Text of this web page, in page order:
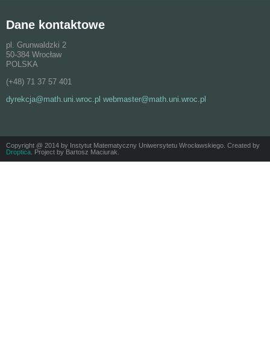
Dane kontaktowe
pl. Grunwaldzki 2
50-384 Wrocław
POLSKA
(+48) 71 37 57 401
dyrekcja@math.uni.wroc.pl webmaster@math.uni.wroc.pl
Copyright @ 2014 by Instytut Matematyczny Uniwersytetu Wrocławskiego. Created by
Droptica . Project by Bartosz Maciurak.